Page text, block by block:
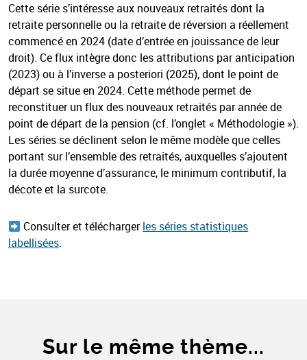
Cette série s’intéresse aux nouveaux retraités dont la
retraite personnelle ou la retraite de réversion a réellement
commencé en 2024 (date d’entrée en jouissance de leur
droit). Ce flux intègre donc les attributions par anticipation
(2023) ou à l’inverse a posteriori (2025), dont le point de
départ se situe en 2024. Cette méthode permet de
reconstituer un flux des nouveaux retraités par année de
point de départ de la pension (cf. l’onglet « Méthodologie »).
Les séries se déclinent selon le même modèle que celles
portant sur l’ensemble des retraités, auxquelles s’ajoutent
la durée moyenne d’assurance, le minimum contributif, la
décote et la surcote.
Consulter et téléchargerles séries statistiques
labellisées.
Sur le même thème...